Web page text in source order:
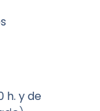
h. y de